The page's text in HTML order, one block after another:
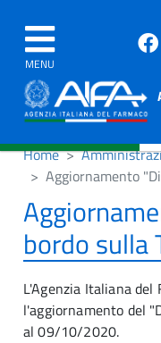
MENU
Home
Aggiornamento
bordo sulla
L'Agenzia Italiana del
l'aggiornamento del
al 09/10/2020.